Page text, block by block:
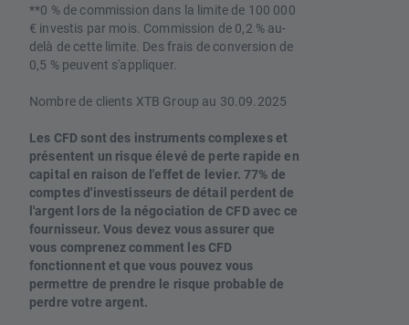
**0 % de commission dans la limite de 100 000
€ investis par mois. Commission de 0,2 % au-
delà de cette limite. Des frais de conversion de
0,5 % peuvent s'appliquer.
Nombre de clients XTB Group au 30.09.2025
Les CFD sont des instruments complexes et
présentent un risque élevé de perte rapide en
capital en raison de l'effet de levier. 77% de
comptes d'investisseurs de détail perdent de
l'argent lors de la négociation de CFD avec ce
fournisseur. Vous devez vous assurer que
vous comprenez comment les CFD
fonctionnent et que vous pouvez vous
permettre de prendre le risque probable de
perdre votre argent.